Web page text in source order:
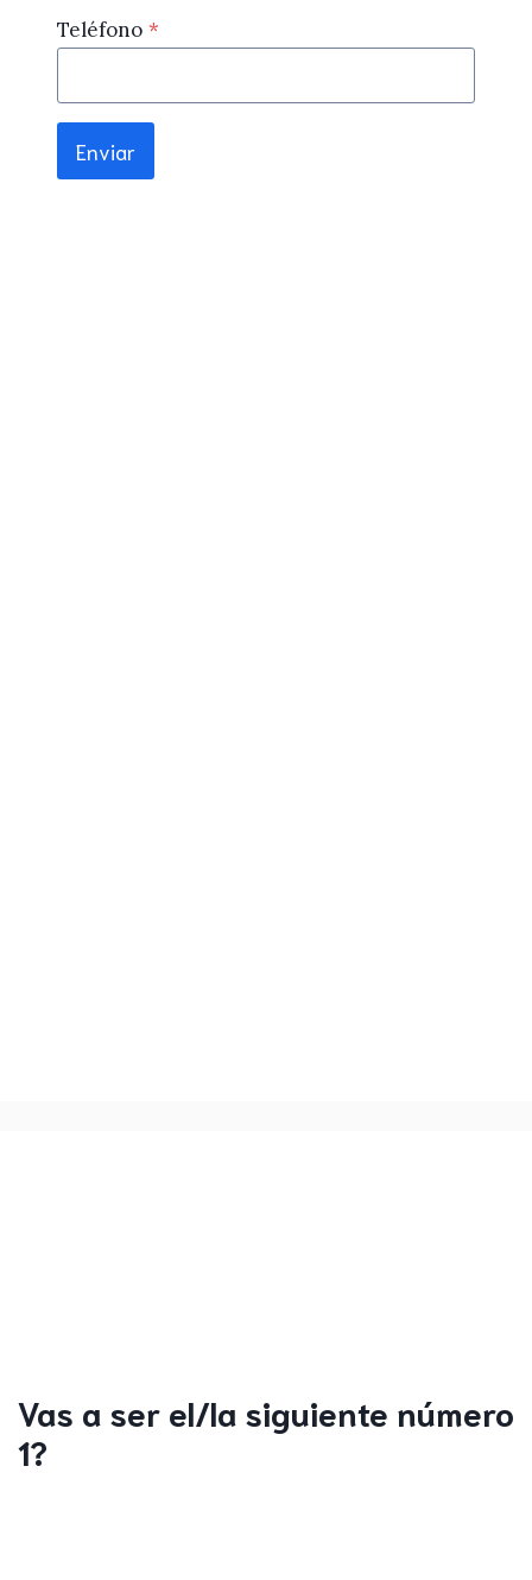
Teléfono *
Enviar
Vas a ser el/la siguiente número
1?